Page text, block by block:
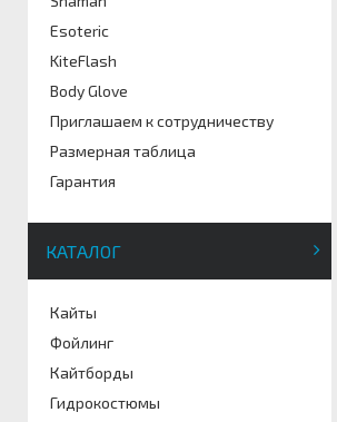
Esoteric
KiteFlash
Body Glove
Приглашаем к сотрудничеству
Размерная таблица
Гарантия
КАТАЛОГ
Кайты
Фойлинг
Кайтборды
Гидрокостюмы